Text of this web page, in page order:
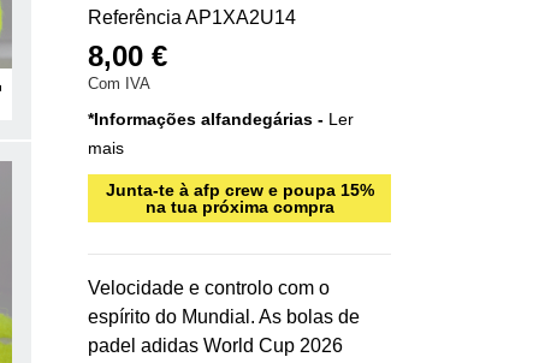
Referência AP1XA2U14
8,00 €
Com IVA
*Informações alfandegárias - Ler
mais
Junta-te à afp crew e poupa 15%
na tua próxima compra
Velocidade e controlo com o
espírito do Mundial. As bolas de
padel adidas World Cup 2026